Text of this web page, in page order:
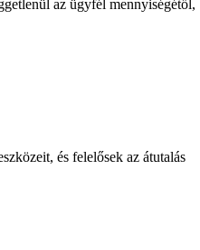
az ügyfél mennyiségétől,
és felelősek az átutalás